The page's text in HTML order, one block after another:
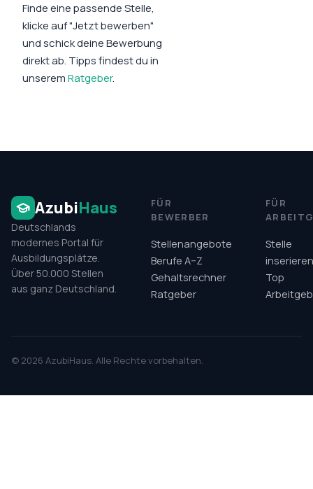
Finde eine passende Stelle,
klicke auf "Jetzt bewerben"
und schick deine Bewerbung
direkt ab. Tipps findest du in
unseremRatgeber.
AzubiHaus
Deutschlands
modernes Portal für
Ausbildungsplätze.
Über 50.000 Stellen
aus ganz Deutschland.
FÜR
BEWERBER
Stellenangebote
Berufe A–Z
Gehaltsrechner
Ratgeber
FÜR
Stelle
inserieren
Top
© 2026 AzubiHaus. Alle Rechte vorbehalten.